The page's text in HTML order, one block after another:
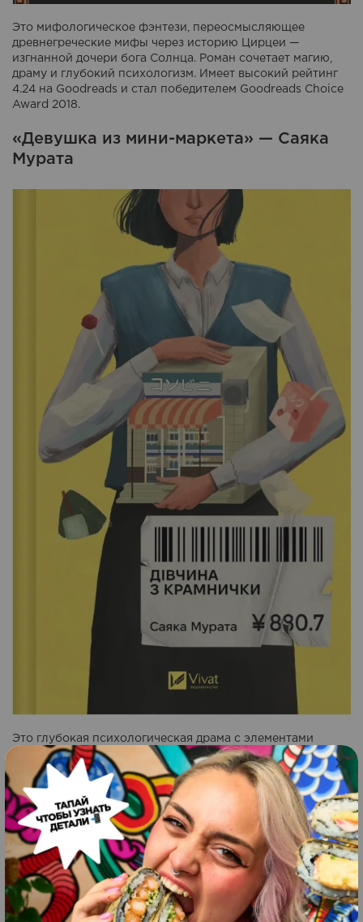
Это мифологическое фэнтези, переосмысляющее
древнегреческие мифы через историю Цирцеи —
изгнанной дочери бога Солнца. Роман сочетает магию,
драму и глубокий психологизм. Имеет высокий рейтинг
4.24 на Goodreads и стал победителем Goodreads Choice
Award 2018.
«Девушка из мини-маркета» — Саяка
Мурата
Это глубокая психологическая драма с элементами
социальной сатиры, которая исследует тему
конформизма и давления общества. Автор поднимает
важные вопросы о балансе между личным комфортом и
ожиданиями окружающих. Через историю главной
героини роман заставляет задуматься о праве каждого
человека быть собой. Это проникновенная и актуальная
книга об индивидуальности и принятии.
«Доверие» — Эрнан Диас